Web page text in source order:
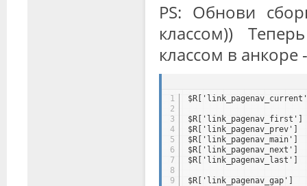
PS: Обнови
классом))
классом в
1
2
3
4
5
6
7
8
9
$R['link_pagenav_first']
$R['link_pagenav_prev']
$R['link_pagenav_main']
$R['link_pagenav_next']
$R['link_pagenav_last']
$R['link_pagenav_gap']